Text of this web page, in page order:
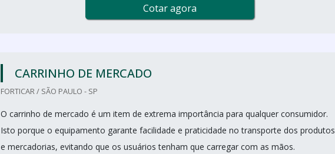
Cotar agora
CARRINHO DE MERCADO
FORTICAR / SÃO PAULO - SP
O carrinho de mercado é um item de extrema importância para qualquer consumidor.
Isto porque o equipamento garante facilidade e praticidade no transporte dos produtos
e mercadorias, evitando que os usuários tenham que carregar com as mãos.